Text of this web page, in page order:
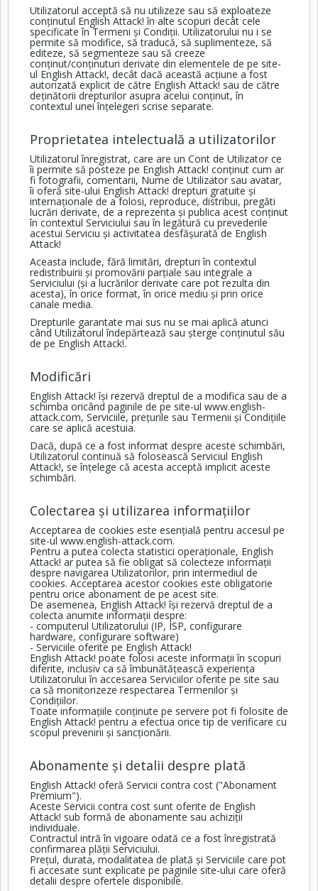
Utilizatorul acceptă să nu utilizeze sau să exploateze
conținutul English Attack! în alte scopuri decât cele
specificate în Termeni și Condiții. Utilizatorului nu i se
permite să modifice, să traducă, să suplimenteze, să
editeze, să segmenteze sau să creeze
conținut/conținuturi derivate din elementele de pe site-
ul English Attack!, decât dacă această acțiune a fost
autorizată explicit de către English Attack! sau de către
deținătorii drepturilor asupra acelui conținut, în
contextul unei înțelegeri scrise separate.
Proprietatea intelectuală a utilizatorilor
Utilizatorul înregistrat, care are un Cont de Utilizator ce
îi permite să posteze pe English Attack! conținut cum ar
fi fotografii, comentarii, Nume de Utilizator sau avatar,
îi oferă site-ului English Attack! drepturi gratuite și
internaționale de a folosi, reproduce, distribui, pregăti
lucrări derivate, de a reprezenta și publica acest conținut
în contextul Serviciului sau în legătură cu prevederile
acestui Serviciu și activitatea desfășurată de English
Attack!
Aceasta include, fără limitări, drepturi în contextul
redistribuirii și promovării parțiale sau integrale a
Serviciului (și a lucrărilor derivate care pot rezulta din
acesta), în orice format, în orice mediu și prin orice
canale media.
Drepturile garantate mai sus nu se mai aplică atunci
când Utilizatorul îndepărtează sau șterge conținutul său
de pe English Attack!.
Modificări
English Attack! își rezervă dreptul de a modifica sau de a
schimba oricând paginile de pe site-ul www.english-
attack.com, Serviciile, prețurile sau Termenii și Condițiile
care se aplică acestuia.
Dacă, după ce a fost informat despre aceste schimbări,
Utilizatorul continuă să folosească Serviciul English
Attack!, se înțelege că acesta acceptă implicit aceste
schimbări.
Colectarea și utilizarea informațiilor
Acceptarea de cookies este esențială pentru accesul pe
site-ul www.english-attack.com.
Pentru a putea colecta statistici operaționale, English
Attack! ar putea să fie obligat să colecteze informații
despre navigarea Utilizatorilor, prin intermediul de
cookies. Acceptarea acestor cookies este obligatorie
pentru orice abonament de pe acest site.
De asemenea, English Attack! își rezervă dreptul de a
colecta anumite informații despre:
- computerul Utilizatorului (IP, ISP, configurare
hardware, configurare software)
- Serviciile oferite pe English Attack!
English Attack! poate folosi aceste informații în scopuri
diferite, inclusiv ca să îmbunătățească experiența
Utilizatorului în accesarea Serviciilor oferite pe site sau
ca să monitorizeze respectarea Termenilor și
Condițiilor.
Toate informațiile conținute pe servere pot fi folosite de
English Attack! pentru a efectua orice tip de verificare cu
scopul prevenirii și sancționării.
Abonamente și detalii despre plată
English Attack! oferă Servicii contra cost ("Abonament
Premium").
Aceste Servicii contra cost sunt oferite de English
Attack! sub formă de abonamente sau achiziții
individuale.
Contractul intră în vigoare odată ce a fost înregistrată
confirmarea plății Serviciului.
Prețul, durata, modalitatea de plată și Serviciile care pot
fi accesate sunt explicate pe paginile site-ului care oferă
detalii despre ofertele disponibile.